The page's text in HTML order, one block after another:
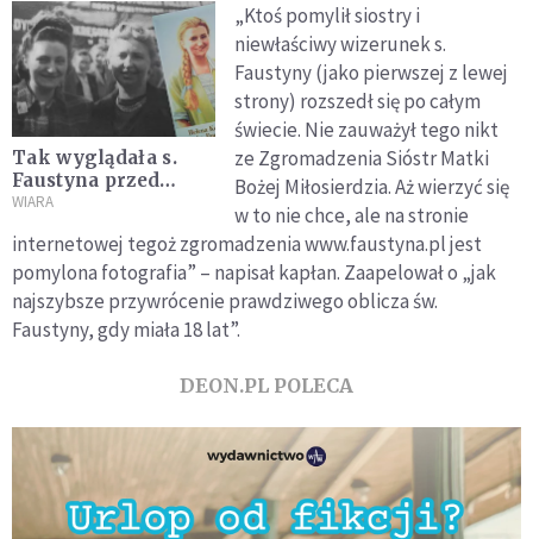
Tak wyglądała s.
Faustyna przed
wstąpieniem do
WIARA
„Ktoś pomylił siostry i
niewłaściwy wizerunek s.
Faustyny (jako pierwszej z lewej
strony) rozszedł się po całym
świecie. Nie zauważył tego nikt
ze Zgromadzenia Sióstr Matki
Bożej Miłosierdzia. Aż wierzyć się
w to nie chce, ale na stronie
internetowej tegoż zgromadzenia www.faustyna.pl jest
pomylona fotografia” – napisał kapłan. Zaapelował o „jak
najszybsze przywrócenie prawdziwego oblicza św.
Faustyny, gdy miała 18 lat”.
DEON.PL POLECA